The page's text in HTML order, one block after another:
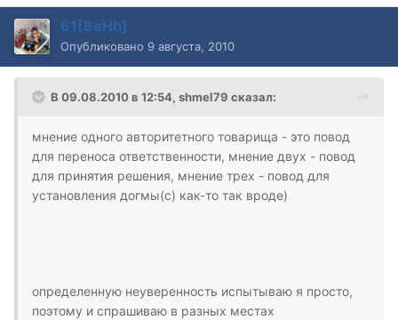
61[BeHb]
Опубликовано 9 августа, 2010
В 09.08.2010 в 12:54, shmel79 сказал:
мнение одного авторитетного товарища - это повод
для переноса ответственности, мнение двух - повод
для принятия решения, мнение трех - повод для
установления догмы(с) как-то так вроде)
определенную неуверенность испытываю я просто,
поэтому и спрашиваю в разных местах